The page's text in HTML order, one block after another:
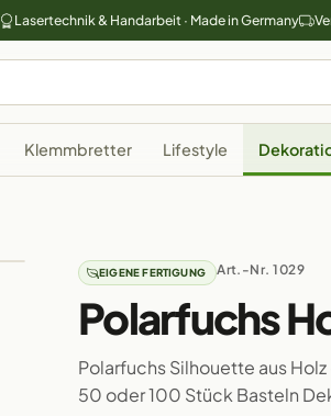
Lasertechnik & Handarbeit · Made in Germany
Klemmbretter Lifestyle
EIGENE FERTIGUNG Art.-Nr. 1029
Polarfuchs
Polarfuchs Silhouette aus
50 oder 100 Stück Basteln